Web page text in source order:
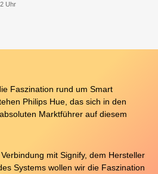
Uhr
Faszination rund um Smart
Philips Hue, das sich in den
Marktführer auf diesem
mit Signify, dem Hersteller
Systems wollen wir die Faszination